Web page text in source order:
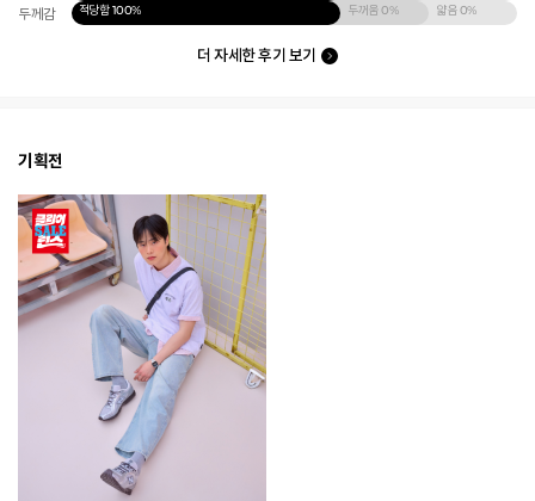
두께감 적당함100% 두꺼움 0% 얇음0%
더 자세한 후기 보기
기획전